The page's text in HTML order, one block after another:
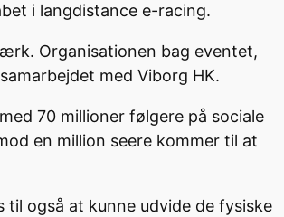
i langdistance e-racing.
Organisationen bag eventet,
med Viborg HK.
70 millioner følgere på sociale
en million seere kommer til at
også at kunne udvide de fysiske